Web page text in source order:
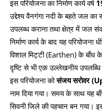
इस परियोजना का निर्माण कार्य वर्ष
उद्देश्य वैनगंगा नदी के बहते जल का
उपलब्ध कराना तथा क्षेत्र में जल
निर्माण कार्य के बाद यह
विशाल मिट्टी (Earthen) के बाँध
दृष्टि से भी एक उल्लेखनीय उपलब्धि
इस परियोजना कोसंजय सरोवर
नाम दिया गया। समय के साथ यह
सिवनी जिले की पहचान बन गया।